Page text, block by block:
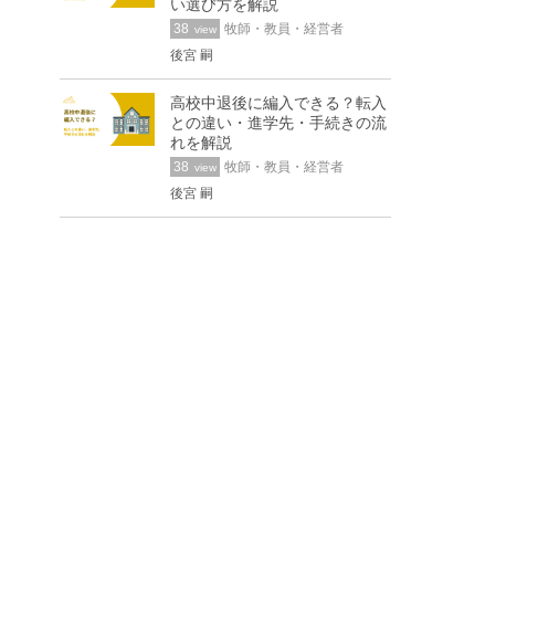
い選び方を解説
38 view
牧師・教員・経営者
後宮 嗣
高校中退後に編入できる？転入
との違い・進学先・手続きの流
れを解説
38 view
牧師・教員・経営者
後宮 嗣